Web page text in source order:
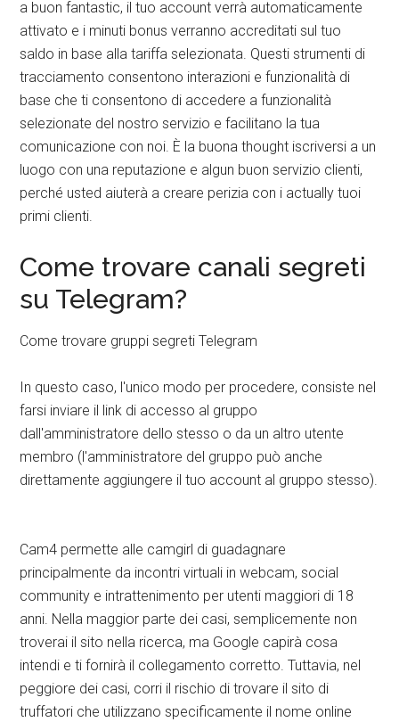
a buon fantastic, il tuo account verrà automaticamente
attivato e i minuti bonus verranno accreditati sul tuo
saldo in base alla tariffa selezionata. Questi strumenti di
tracciamento consentono interazioni e funzionalità di
base che ti consentono di accedere a funzionalità
selezionate del nostro servizio e facilitano la tua
comunicazione con noi. È la buona thought iscriversi a un
luogo con una reputazione e algun buon servizio clienti,
perché usted aiuterà a creare perizia con i actually tuoi
primi clienti.
Come trovare canali segreti
su Telegram?
Come trovare gruppi segreti Telegram
In questo caso, l'unico modo per procedere, consiste nel
farsi inviare il link di accesso al gruppo
dall'amministratore dello stesso o da un altro utente
membro (l'amministratore del gruppo può anche
direttamente aggiungere il tuo account al gruppo stesso).
Cam4 permette alle camgirl di guadagnare
principalmente da incontri virtuali in webcam, social
community e intrattenimento per utenti maggiori di 18
anni. Nella maggior parte dei casi, semplicemente non
troverai il sito nella ricerca, ma Google capirà cosa
intendi e ti fornirà il collegamento corretto. Tuttavia, nel
peggiore dei casi, corri il rischio di trovare il sito di
truffatori che utilizzano specificamente il nome online